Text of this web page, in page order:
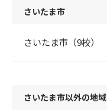
さいたま市
さいたま市（9校）
さいたま市以外の地域